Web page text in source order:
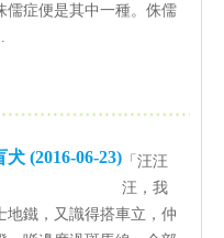
儒症便是其中一種。侏儒
(2016-06-23) 「汪汪
汪，我
地鐵，又識得搭車立，仲